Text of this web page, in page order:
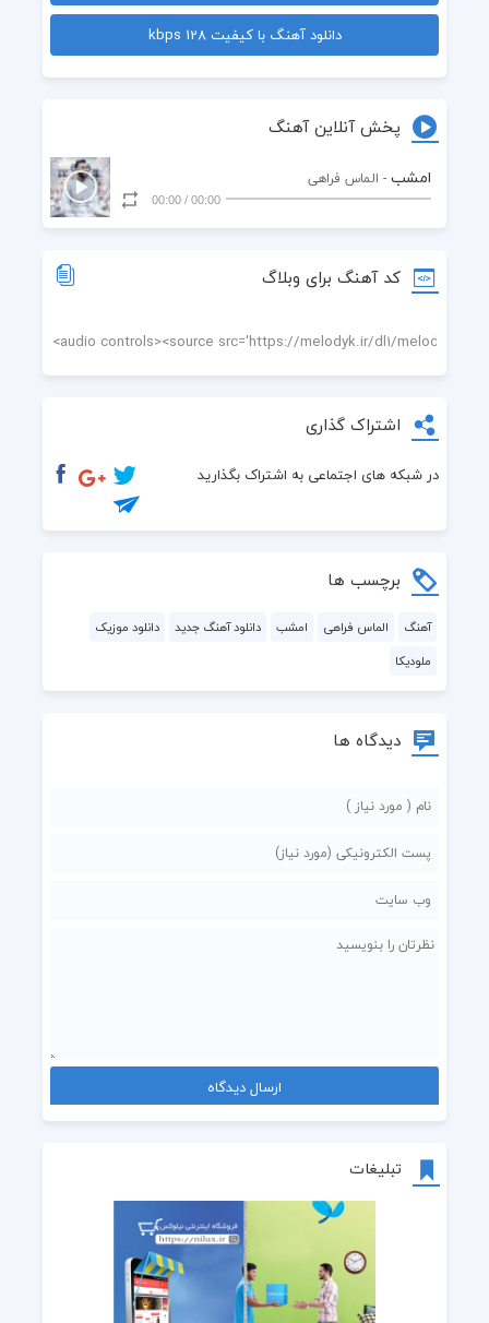
تبلیغات
دانلود آهنگ با کیفیت 128 kbps
پخش آنلاین آهنگ
امشب - الماس فراهی
00:00
/
00:00
کد آهنگ برای وبلاگ
اشتراک گذاری
در شبکه های اجتماعی به اشتراک بگذارید
برچسب ها
آهنگ الماس فراهی امشب دانلود آهنگ جدید
دانلود موزیک
ملودیکا
دیدگاه ها